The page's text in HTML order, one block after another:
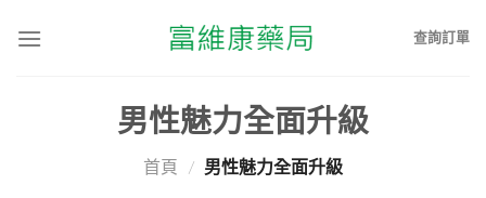
查詢訂單
男性魅力全面升級
首頁 / 男性魅力全面升級